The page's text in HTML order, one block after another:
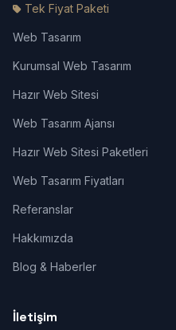
Tek Fiyat Paketi
Web Tasarım
Kurumsal Web Tasarım
Hazır Web Sitesi
Web Tasarım Ajansı
Hazır Web Sitesi Paketleri
Web Tasarım Fiyatları
Referanslar
Hakkımızda
Blog & Haberler
İletişim